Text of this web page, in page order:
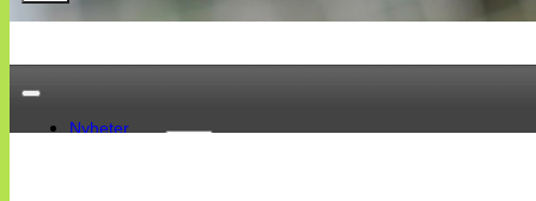
Nyheter